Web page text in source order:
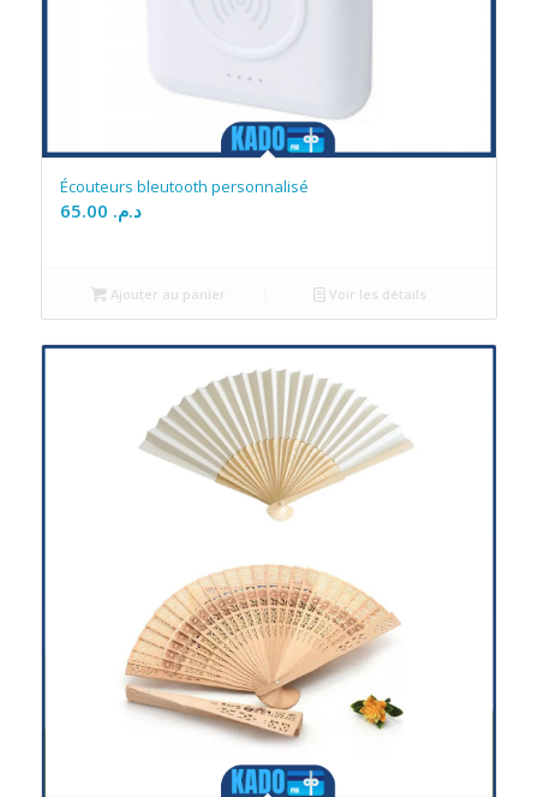
Écouteurs bleutooth personnalisé
د.م.
Ajouter au panier Voir les détails